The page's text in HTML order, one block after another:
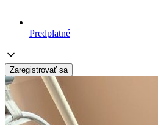
Predplatné
Zaregistrovať sa